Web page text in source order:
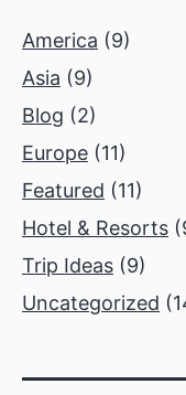
America (9)
Asia (9)
Blog (2)
Europe (11)
Featured (11)
Hotel & Resorts
Trip Ideas (9)
Uncategorized